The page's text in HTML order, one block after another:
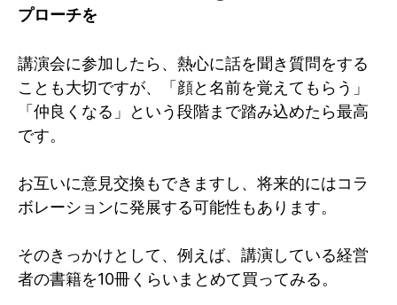
プローチを
講演会に参加したら、熱心に話を聞き質問をする
ことも大切ですが、「顔と名前を覚えてもらう」
「仲良くなる」という段階まで踏み込めたら最高
です。
お互いに意見交換もできますし、将来的にはコラ
ボレーションに発展する可能性もあります。
そのきっかけとして、例えば、講演している経営
者の書籍を10冊くらいまとめて買ってみる。